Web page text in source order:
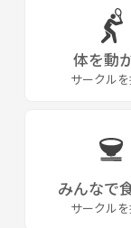
* 月に1回の開催：
月に二回やることも
* 活動場所：大阪か
体を動
サークル
みんなで
サークル